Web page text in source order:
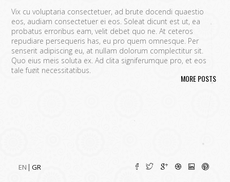
EN GR
Vix cu voluptaria consectetuer, ad brute docendi quaestio
eos, audiam consectetuer ei eos. Soleat dicunt est ut, ea
probatus erroribus eam, velit debet quo ne. At ceteros
repudiare persequeris has, eu pro quem omnesque. Per
senserit adipiscing eu, at nullam dolorum complectitur sit.
Quo eius meis soluta ex. Ad clita signiferumque pro, et eos
tale fugit necessitatibus.
Cum an scripta tamquam, vix cibo
nullam placerat ne pri. Vix ea convenire iracundia abhorreant.
MORE POSTS